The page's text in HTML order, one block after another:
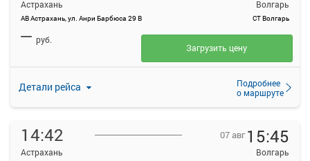
Астрахань
АВ Астрахань, ул. Анри Барбюса 29 В
Волгарь
СТ Волгарь
Детали рейса
Подробнее
о маршруте
— руб.
Загрузить цену
14:42
Астрахань
07 авг 15:45
Волгарь